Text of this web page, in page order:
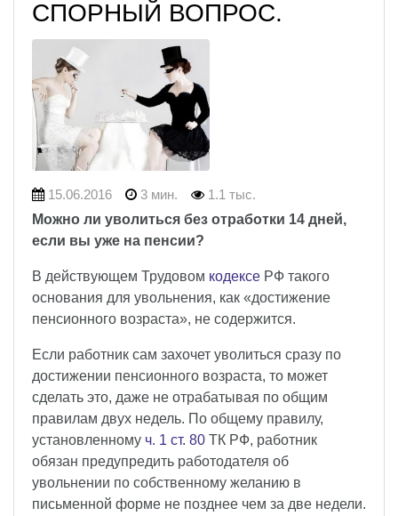
СПОРНЫЙ ВОПРОС.
15.06.2016 3 мин.
1.1 тыс.
Можно ли уволиться без отработки 14 дней,
если вы уже на пенсии?
В действующем Трудовом кодексе РФ такого
основания для увольнения, как «достижение
пенсионного возраста», не содержится.
Если работник сам захочет уволиться сразу по
достижении пенсионного возраста, то может
сделать это, даже не отрабатывая по общим
правилам двух недель. По общему правилу,
установленному ч. 1 ст. 80 ТК РФ, работник
обязан предупредить работодателя об
увольнении по собственному желанию в
письменной форме не позднее чем за две недели.